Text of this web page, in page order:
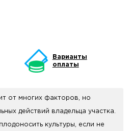
Варианты
оплаты
от многих факторов, но
действий владельца участка.
культуры, если не